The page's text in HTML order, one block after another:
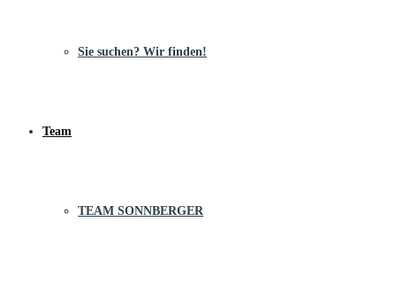
Sie suchen? Wir finden!
Team
TEAM SONNBERGER